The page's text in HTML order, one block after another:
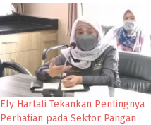
Ely Hartati Tekankan Pentingnya
Perhatian pada Sektor Pangan